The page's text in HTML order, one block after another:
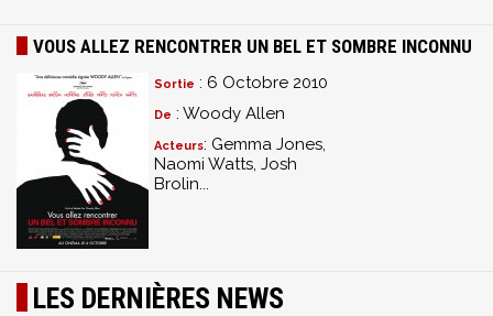
VOUS ALLEZ RENCONTRER UN BEL ET SOMBRE INCONNU
Sortie : 6 Octobre 2010
De : Woody Allen
Acteurs: Gemma Jones,
Naomi Watts, Josh
Brolin...
LES DERNIÈRES NEWS